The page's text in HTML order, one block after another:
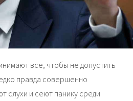
все, чтобы не допустить
правда совершенно
слухи и сеют панику среди